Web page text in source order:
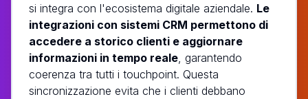
si integra con l'ecosistema digitale aziendale. Le
integrazioni con sistemi CRM permettono di
accedere a storico clienti e aggiornare
informazioni in tempo reale , garantendo
coerenza tra tutti i touchpoint. Questa
sincronizzazione evita che i clienti debbano